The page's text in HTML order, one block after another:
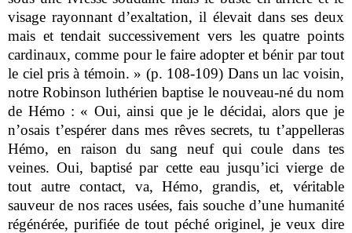
visage rayonnant d’exaltation, il élevait dans ses deux
mais et tendait successivement vers les quatre points
cardinaux, comme pour le faire adopter et bénir par tout
le ciel pris à témoin. » (p. 108-109) Dans un lac voisin,
notre Robinson luthérien baptise le nouveau-né du nom
de Hémo : « Oui, ainsi que je le décidai, alors que je
n’osais t’espérer dans mes rêves secrets, tu t’appelleras
Hémo, en raison du sang neuf qui coule dans tes
veines. Oui, baptisé par cette eau jusqu’ici vierge de
tout autre contact, va, Hémo, grandis, et, véritable
sauveur de nos races usées, fais souche d’une humanité
régénérée, purifiée de tout péché originel, je veux dire